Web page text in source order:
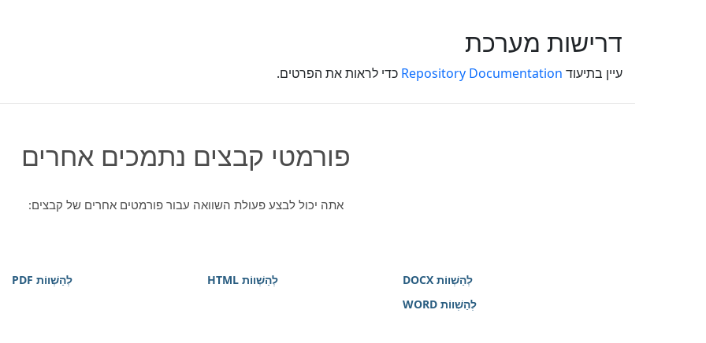
דרישות מערכת
עיין בתיעוד Repository Documentation כדי לראות את הפרטים.
פורמטי קבצים נתמכים אחרים
אתה יכול לבצע פעולת השוואה עבור פורמטים אחרים של קבצים:
לְהַשְׁווֹת DOCX לְהַשְׁווֹת HTML לְהַשְׁווֹת PDF
לְהַשְׁווֹת WORD